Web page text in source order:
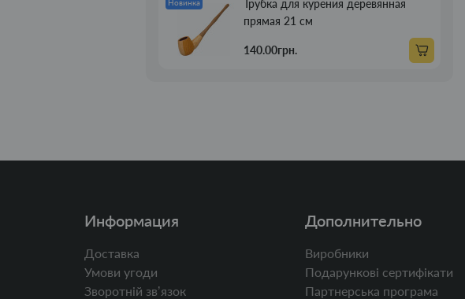
Новинка
Трубка для курения деревянная
прямая 21 см
140.00грн.
Информация
Доставка
Умови угоди
Зворотній звʼязок
Дополнительно
Виробники
Подарункові сертифікати
Партнерська програма